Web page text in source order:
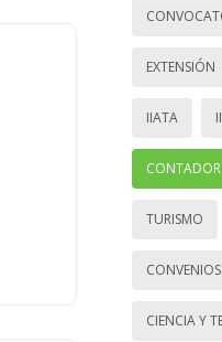
EXTENSIÓN
IIATA
TURISMO
CONVENIOS
CIENCIA Y